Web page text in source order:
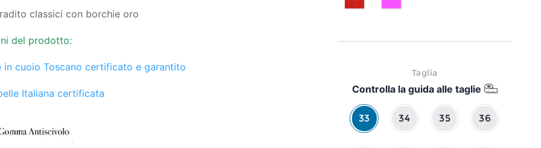
classici con borchie oro
del prodotto:
in cuoio Toscano certificato e garantito
Italiana certificata
Taglia
Controlla la guida alle taglie
33 34 35 36